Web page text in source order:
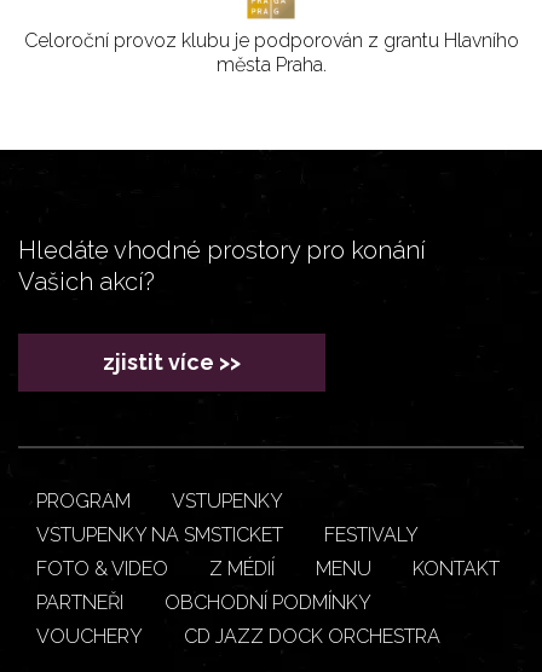
Celoroční provoz klubu je podporován z grantu Hlavního
města Praha.
Hledáte vhodné prostory pro konání
Vašich akcí?
zjistit více >>
PROGRAM
VSTUPENKY
VSTUPENKY NA SMSTICKET
FESTIVALY
FOTO & VIDEO
Z MÉDIÍ MENU
KONTAKT
PARTNEŘI
OBCHODNÍ PODMÍNKY
VOUCHERY
CD JAZZ DOCK ORCHESTRA